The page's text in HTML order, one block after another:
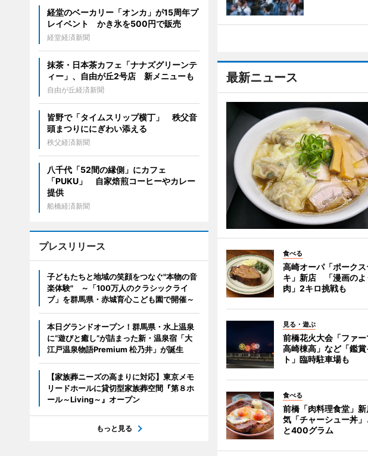
最新ニュース
食べる
高崎オーパ「ポークス
キ」新店 「漫画のよ
肉」2キロ挑戦も
見る・遊ぶ
前橋花火大会「ファ
高崎棟高」など「鑑
ト」臨時駐車場も
食べる
前橋「肉料理食堂」
気「チャーシュー丼
と400グラム
経堂のベーカリー「オンカ」が15周年プ
レイベント かき氷を500円で販売
経堂経済新聞
抹茶・日本茶カフェ「ナナズグリーンテ
ィー」、自由が丘2号店 新メニューも
自由が丘経済新聞
皆野で「タイムスリップ横丁」 秩父音
頭まつりににぎわい添える
秩父経済新聞
八千代「52間の縁側」にカフェ
「PUKU」 自家焙煎コーヒーやカレー
提供
船橋経済新聞
プレスリリース
子どもたちと地域の笑顔をつなぐ"本物の音
楽体験" ～「100万人のクラシックライ
ブ」を群馬県・赤城育心こども園で開催～
本日グランドオープン！群馬県・水上温泉
に“遊びと癒し”が詰まった新・温泉宿「大
江戸温泉物語Premium 松乃井」が誕生
【家族葬ニーズの高まりに対応】東京メモ
リードホールに貸切型家族葬空間『第８ホ
ール～Living～』オープン
もっと見る